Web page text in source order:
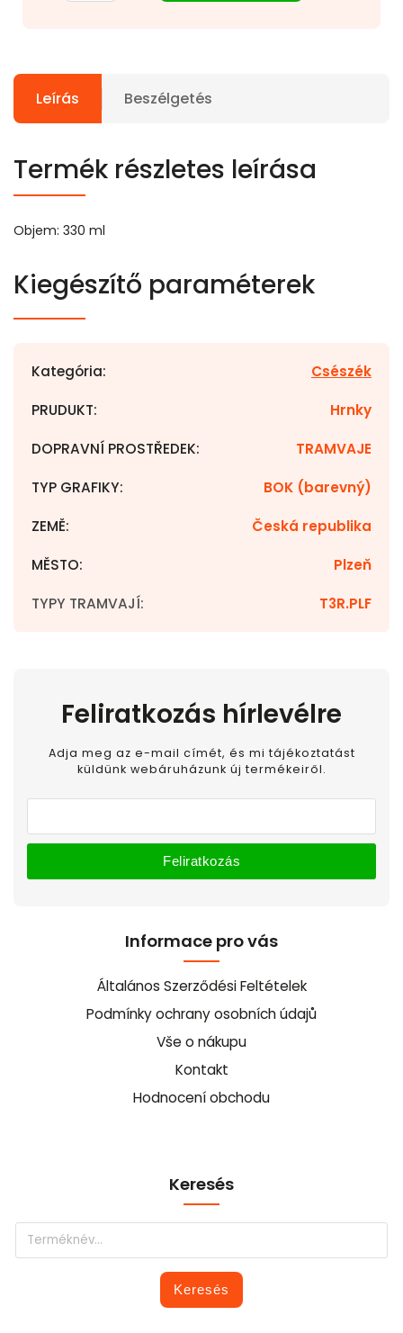
Leírás Beszélgetés
Termék részletes leírása
Objem: 330 ml
Kiegészítő paraméterek
Kategória: Csészék
PRUDUKT: Hrnky
DOPRAVNÍ PROSTŘEDEK: TRAMVAJE
TYP GRAFIKY: BOK (barevný)
ZEMĚ: Česká republika
MĚSTO: Plzeň
TYPY TRAMVAJÍ: T3R.PLF
Informace pro vás
Általános Szerződési Feltételek
Podmínky ochrany osobních údajů
Vše o nákupu
Kontakt
Hodnocení obchodu
Feliratkozás hírlevélre
Adja meg az e-mail címét, és mi tájékoztatást
küldünk webáruházunk új termékeiről.
Feliratkozás
Keresés
Keresés